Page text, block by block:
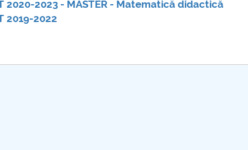
2020-2023 - MASTER - Matematică didactică
2019-2022